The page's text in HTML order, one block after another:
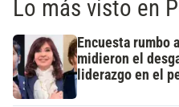
Lo más visto en
Encuesta rumbo
midieron el
liderazgo en el